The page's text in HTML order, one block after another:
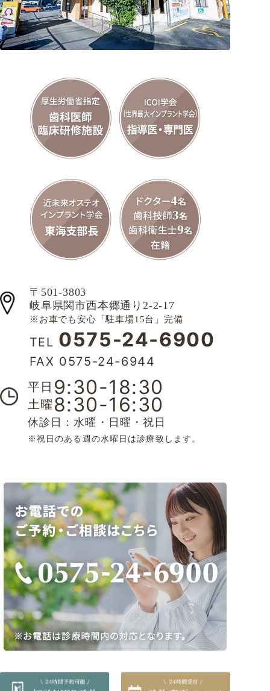
〒501-3803
岐阜県関市西本郷通り2-2-17
※お車でも安心「駐車場15台」完備
TEL 0575-24-6900
FAX 0575-24-6944
平日 9:30-18:30
土曜 8:30-16:30
休診日：水曜・日曜・祝日
※祝日のある週の水曜日は診療致します。